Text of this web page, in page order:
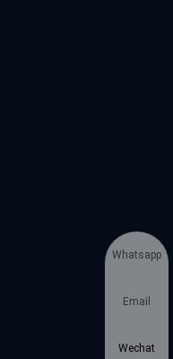
Whatsapp
Email
Wechat